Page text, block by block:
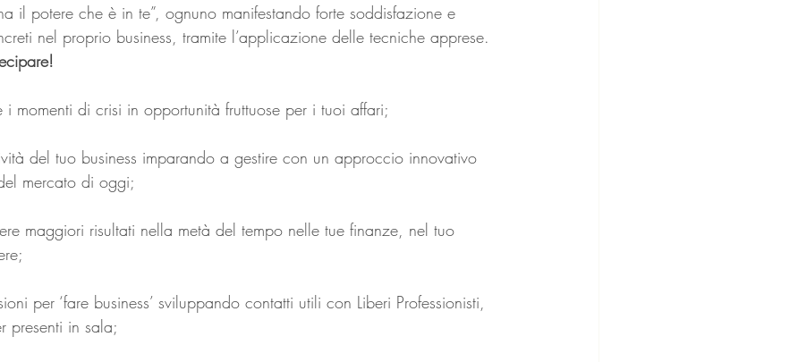
il potere che è in te”, ognuno manifestando forte soddisfazione e
nel proprio business, tramite l’applicazione delle tecniche apprese.
i momenti di crisi in opportunità fruttuose per i tuoi affari;
del tuo business imparando a gestire con un approccio innovativo
mercato di oggi;
maggiori risultati nella metà del tempo nelle tue finanze, nel tuo
per ‘fare business’ sviluppando contatti utili con Liberi Professionisti,
presenti in sala;